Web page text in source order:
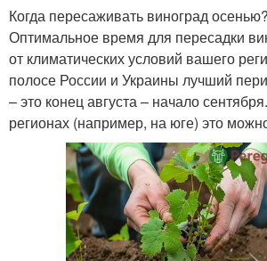
Когда пересаживать виноград осенью?
Оптимальное время для пересадки
от климатических условий вашего
полосе России и Украины лучший
– это конец августа – начало
регионах (например, на юге) это